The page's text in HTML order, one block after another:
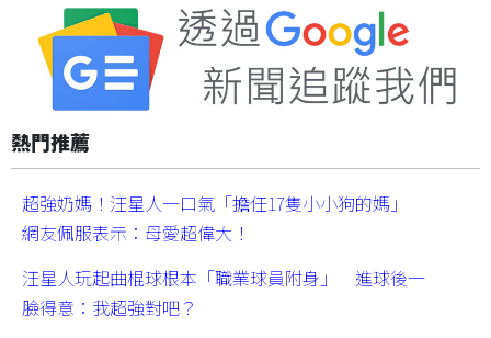
熱門推薦
超強奶媽！汪星人一口氣「擔任17隻小小狗的媽」
網友佩服表示：母愛超偉大！
汪星人玩起曲棍球根本「職業球員附身」 進球後一
臉得意：我超強對吧？